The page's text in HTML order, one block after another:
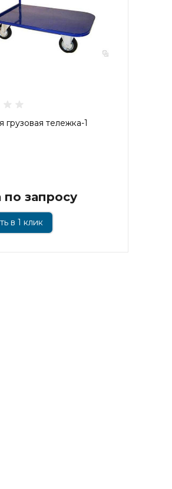
грузовая тележка-1
по запросу
в 1 клик